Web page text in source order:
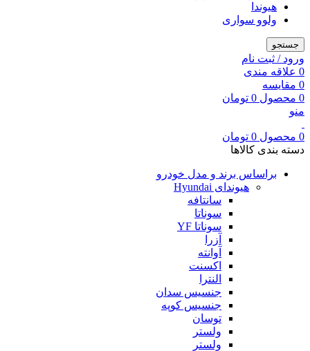
هیوندا
ولوو سواری
جستجو
ورود / ثبت نام
0 علاقه مندی
0 مقایسه
0 محصول 0 تومان
منو
0 محصول 0 تومان
دسته بندی کالاها
براساس برند و مدل خودرو
هیوندای Hyundai
سانتافه
سوناتا
سوناتا YF
آزرا
آوانته
اکسنت
النترا
جنسیس سدان
جنسیس کوپه
توسان
ولستر
ولستر